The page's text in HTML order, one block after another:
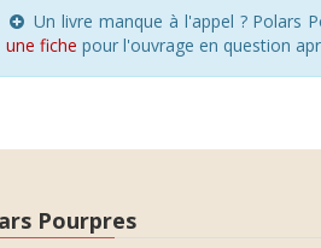
Un livre manque à l'appel ? Polars
une fiche pour l'ouvrage en question
Pourpres